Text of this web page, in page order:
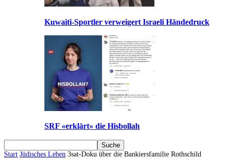
Kuwaiti-Sportler verweigert Israeli Händedruck
SRF «erklärt» die Hisbollah
Start Jüdisches Leben 3sat-Doku über die Bankiersfamilie Rothschild